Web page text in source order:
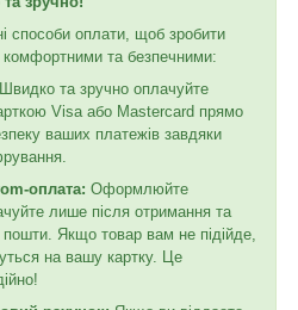
способи оплати, щоб зробити
та безпечними:
Швидко та зручно оплачуйте
Visa або Mastercard прямо
ваших платежів завдяки
оплата: Оформлюйте
лише після отримання та
пошти. Якщо товар вам не підійде,
на вашу картку. Це